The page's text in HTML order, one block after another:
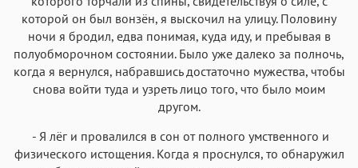
которой он был вонзён, я выскочил на улицу. Половину
ночи я бродил, едва понимая, куда иду, и пребывая в
полуобморочном состоянии. Было уже далеко за полночь,
когда я вернулся, набравшись достаточно мужества, чтобы
снова войти туда и узреть лицо того, что было моим
другом.
- Я лёг и провалился в сон от полного умственного и
физического истощения. Когда я проснулся, то обнаружил